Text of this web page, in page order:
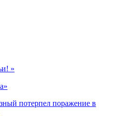
»
потерпел поражение в